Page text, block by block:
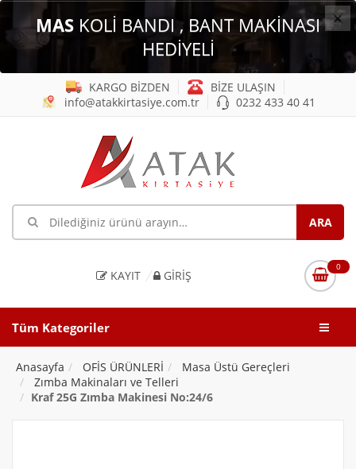
×
MAS KOLİ BANDI , BANT MAKİNASI
HEDİYELİ
KARGO BİZDEN
BİZE ULAŞIN
info@atakkirtasiye.com.tr
0232 433 40 41
KAYIT GIRIŞ
0
Tüm Kategoriler
Anasayfa OFİS ÜRÜNLERİ
Masa Üstü Gereçleri
Zımba Makinaları ve Telleri
Kraf 25G Zımba Makinesi No:24/6